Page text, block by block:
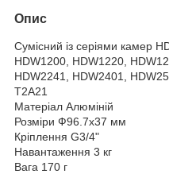
Опис
Сумісний із серіями камер
HDW1200, HDW1220,
HDW2241, HDW2401,
T2A21
Матеріал Алюміній
Розміри Ф96.7x37 мм
Кріплення G3/4"
Навантаження 3 кг
Вага 170 г